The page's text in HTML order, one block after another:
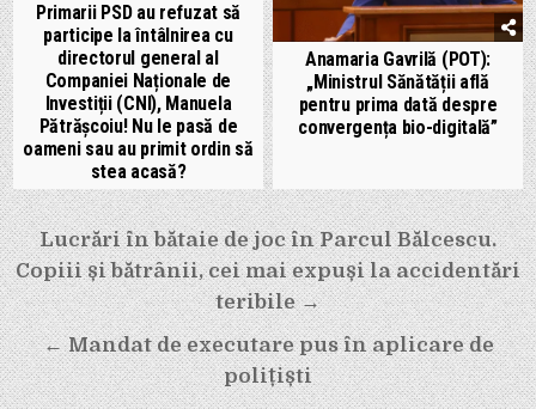
Primarii PSD au refuzat să
participe la întâlnirea cu
directorul general al
Companiei Naționale de
Investiții (CNI), Manuela
Pătrășcoiu! Nu le pasă de
oameni sau au primit ordin să
stea acasă?
Anamaria Gavrilă (POT):
„Ministrul Sănătății află
pentru prima dată despre
convergența bio-digitală”
Navigare
în
articole
Lucrări în bătaie de joc în Parcul Bălcescu.
Copiii și bătrânii, cei mai expuși la accidentări
teribile →
← Mandat de executare pus în aplicare de
polițiști